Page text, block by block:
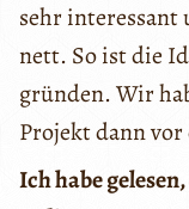
sehr
nett. So ist die
gründen. Wir
Projekt dann
Ich habe